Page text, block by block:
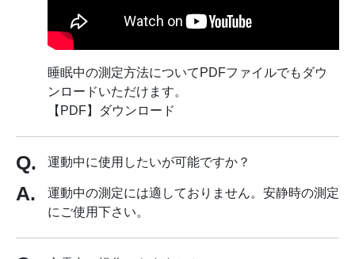
睡眠中の測定方法についてPDFファイルでもダウ
ンロードいただけます。
【PDF】ダウンロード
運動中に使用したいが可能ですか？
運動中の測定には適しておりません。安静時の測定
にご使用下さい。